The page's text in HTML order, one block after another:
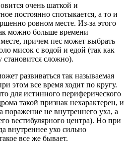
очень шаткой и
постоянно спотыкается, а то и
ровном месте. Из-за этого
можно больше времени
причем пес может выбрать
мисок с водой и едой (так как
становится сложно).
развиваться так называемая
этом все время ходит по кругу.
для истинного периферического
такой признак нехарактерен, и
поражение не внутреннего уха, а
вестибулярного центра). Но при
внутреннее ухо сильно
все же бывает.